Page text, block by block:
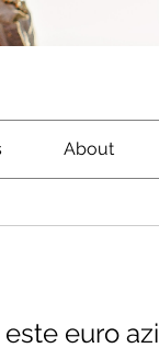
About
euro azi